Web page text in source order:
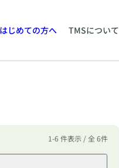
はじめての方へ TMSについて
1-6 件表示 / 全 6件